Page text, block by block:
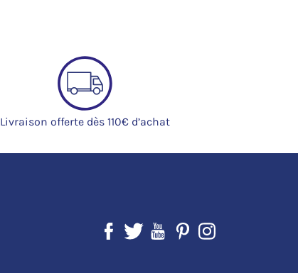
Livraison offerte dès 110€ d’achat